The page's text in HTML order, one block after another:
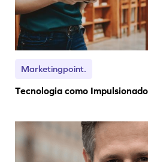
Marketingpoint.
Tecnologia como